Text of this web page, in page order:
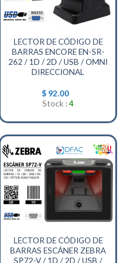
LECTOR DE CÓDIGO DE
BARRAS ENCORE EN-SR-
262 / 1D / 2D / USB / OMNI
DIRECCIONAL
$92.00
Stock :4
LECTOR DE CÓDIGO DE
BARRAS ESCÁNER ZEBRA
SP72-V / 1D / 2D / USB /